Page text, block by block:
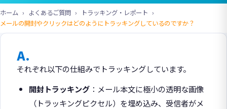
ホーム よくあるご質問
トラッキング・レポート
メールの開封やクリックはどのようにトラッキングしているのですか？
A.
それぞれ以下の仕組みでトラッキングしています。
開封トラッキング ：メール本文に極小の透明な画像
（トラッキングピクセル）を埋め込み、受信者がメ